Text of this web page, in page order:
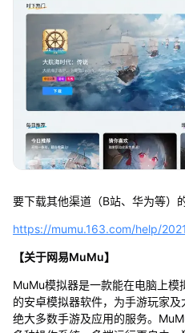
要下载其他渠道（B站、华为等）
https://mumu.163.com/help/
【关于网易MuMu】
MuMu模拟器是一款能在电脑上模
的安卓模拟器软件，为手游玩家
绝大多数手游及应用的服务。